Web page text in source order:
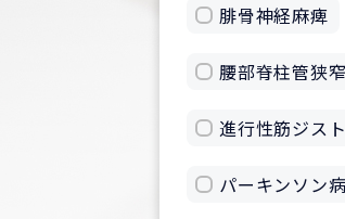
腓骨神経麻痺
腰部脊柱管狭
進行性筋ジス
パーキンソン